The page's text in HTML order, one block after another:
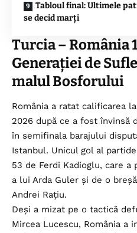
Tabloul final: Ultimele
se decid marți
Turcia – România
Generației de
malul Bosforului
România a ratat calificarea
2026 după ce a fost învinsă
în semifinala barajului
Istanbul. Unicul gol al
53 de Ferdi Kadioglu, care
a lui Arda Guler și de o
Andrei Rațiu.
Deși a mizat pe o tactică
Mircea Lucescu, România a